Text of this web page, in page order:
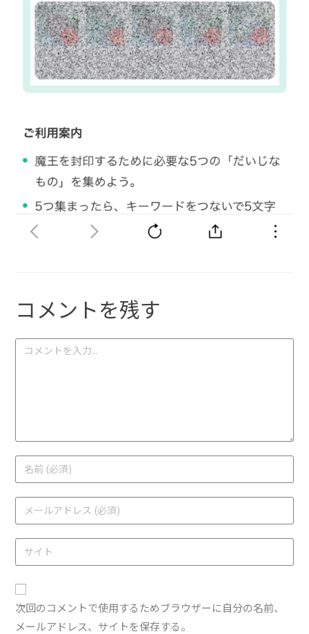
コメントを残す
次回のコメントで使用するためブラウザーに自分の名前、
メールアドレス、サイトを保存する。